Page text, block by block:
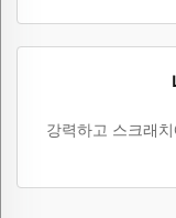
강력하고 스크래